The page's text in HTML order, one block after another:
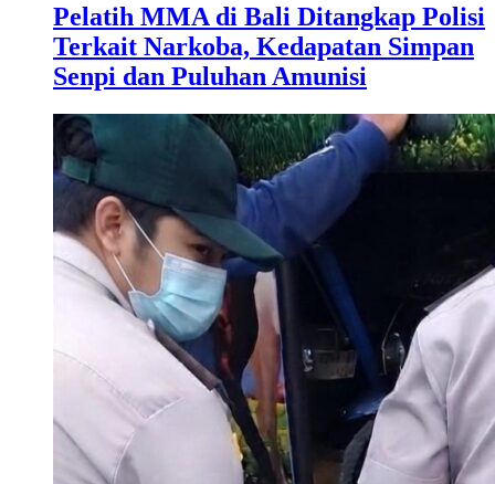
Pelatih MMA di Bali Ditangkap Polisi
Terkait Narkoba, Kedapatan Simpan
Senpi dan Puluhan Amunisi